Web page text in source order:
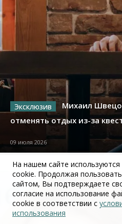
Михаил
отменять отдых из-за
09 июля 2026
На нашем сайте
cookie. Продолжая
сайтом, Вы подтверждаете
согласие на использование
cookie в соответствии с
использования